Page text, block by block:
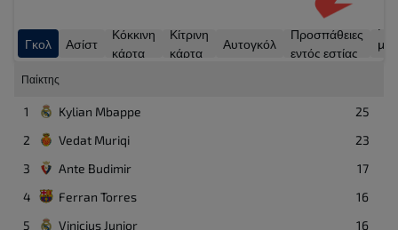
Γκολ Ασίστ
Κόκκινη
κάρτα
Κίτρινη
κάρτα
Αυτογκόλ
Προσπάθειες
εντός εστίας
με
Παίκτης
1 Kylian Mbappe
25
2
Vedat Muriqi
23
3
Ante Budimir
17
4
Ferran Torres
16
5
Vinicius Junior
16